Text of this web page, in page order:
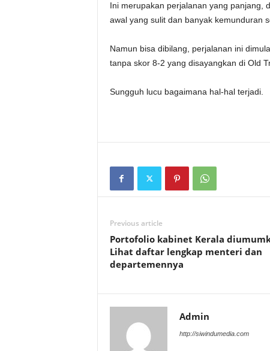
Ini merupakan perjalanan yang panjang,
awal yang sulit dan banyak kemunduran
Namun bisa dibilang, perjalanan ini
tanpa skor 8-2 yang disayangkan di Old
Sungguh lucu bagaimana hal-hal terjadi.
Previous article
Portofolio kabinet Kerala
Lihat daftar lengkap menteri dan
departemennya
Admin
http://siwindumedia.com